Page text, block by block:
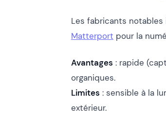
Les fabricants notables
Matterport pour la
Avantages : rapide
organiques.
Limites : sensible à la
extérieur.